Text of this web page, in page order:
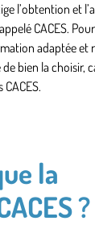
l’obtention et
CACES.
adaptée et
bien la choisir,
la
?